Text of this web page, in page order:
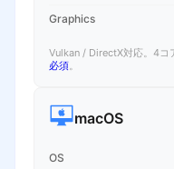
Graphics
Vulkan / DirectX対応。4コ
必須。
macOS
OS